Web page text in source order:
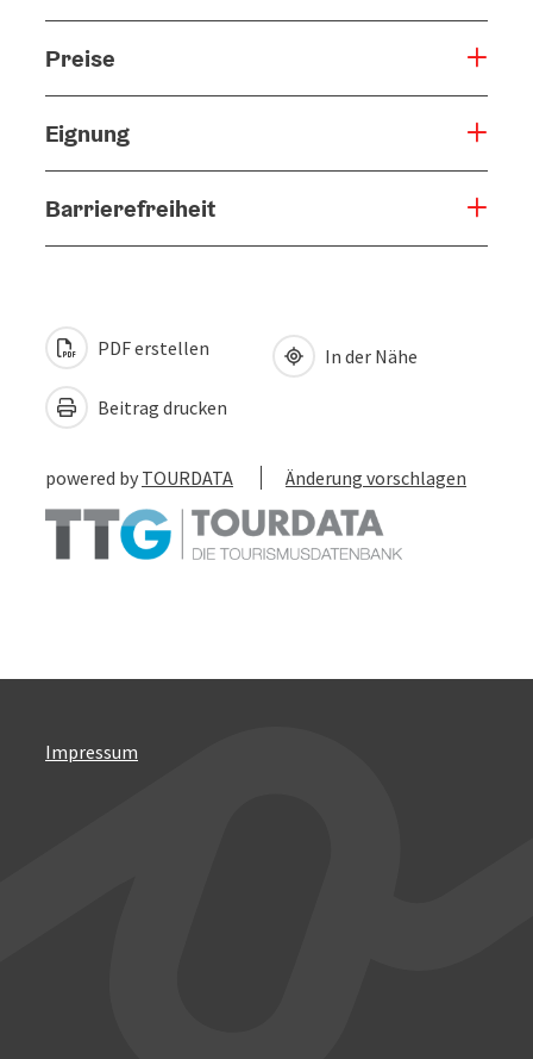
Preise
Eignung
Barrierefreiheit
PDF erstellen
Beitrag drucken
In der Nähe
powered by TOURDATA Änderung vorschlagen
Impressum